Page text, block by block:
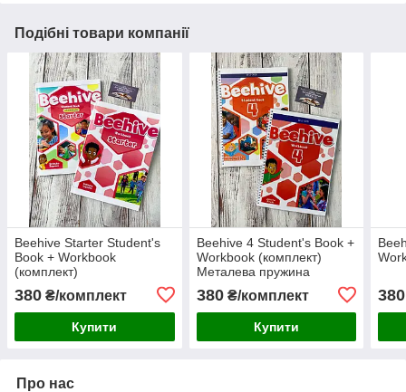
Подібні товари компанії
Beehive Starter Student's
Book + Workbook
(комплект)
380 ₴/комплект
Купити
Beehive 4 Student's Book +
Workbook (комплект)
Металева пружина
380₴/комплект
Купити
380
Про нас